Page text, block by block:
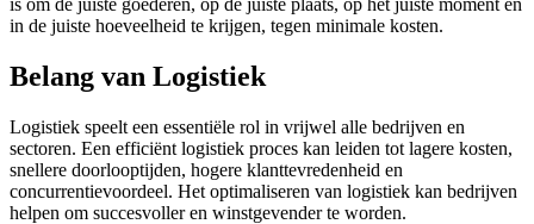
in de juiste hoeveelheid te krijgen, tegen minimale kosten.
Belang van Logistiek
Logistiek speelt een essentiële rol in vrijwel alle bedrijven en
sectoren. Een efficiënt logistiek proces kan leiden tot lagere kosten,
snellere doorlooptijden, hogere klanttevredenheid en
concurrentievoordeel. Het optimaliseren van logistiek kan bedrijven
helpen om succesvoller en winstgevender te worden.